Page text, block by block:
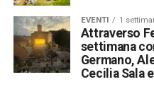
EVENTI 1
Attraverso
settimana
Germano,
Cecilia Sala